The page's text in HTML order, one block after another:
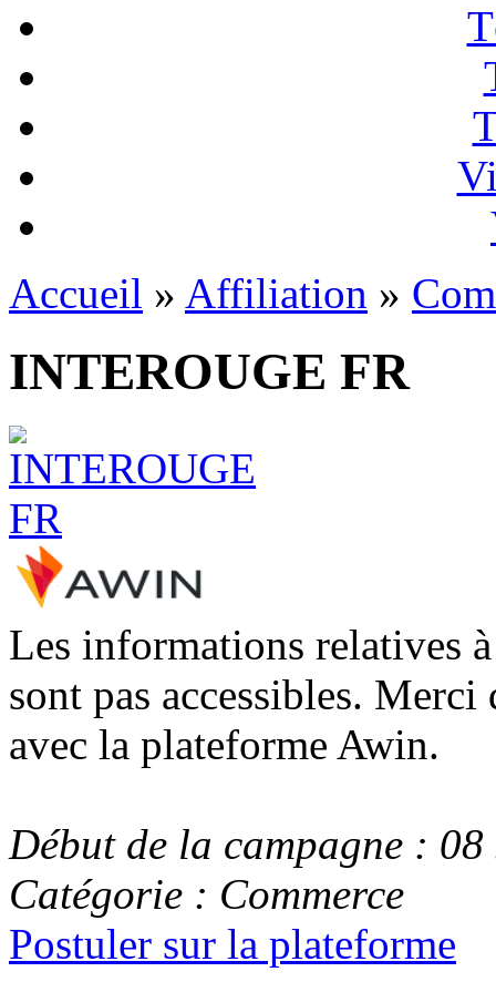
Accueil » Affiliation »
INTEROUGE FR
Les informations relatives
sont pas accessibles.
avec la plateforme Awin.
Début de la campagne :
Catégorie : Commerce
Postuler sur la plateforme